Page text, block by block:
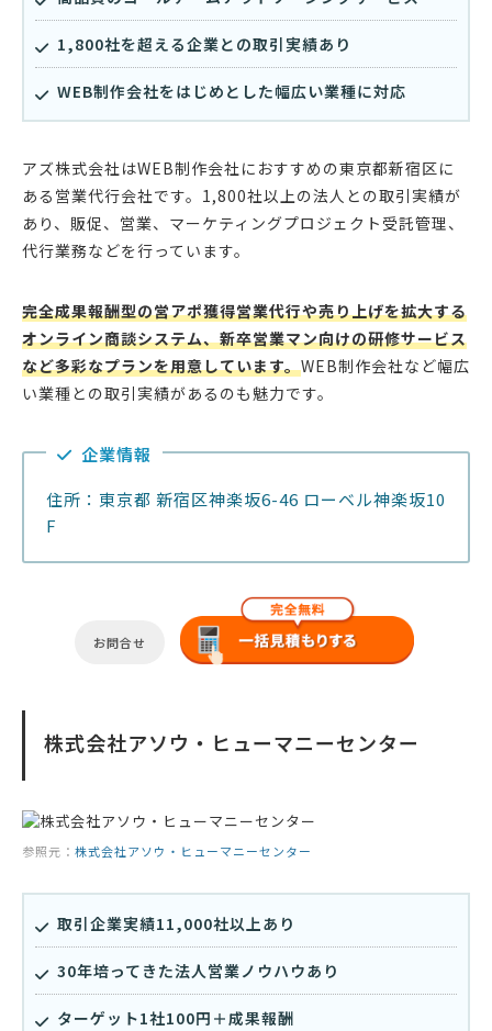
1,800社を超える企業との取引実績あり
WEB制作会社をはじめとした幅広い業種に対応
アズ株式会社はWEB制作会社におすすめの東京都新宿区に
ある営業代行会社です。1,800社以上の法人との取引実績が
あり、販促、営業、マーケティングプロジェクト受託管理、
代行業務などを行っています。
完全成果報酬型の営アポ獲得営業代行や売り上げを拡大する
オンライン商談システム、新卒営業マン向けの研修サービス
など多彩なプランを用意しています。WEB制作会社など幅広
い業種との取引実績があるのも魅力です。
企業情報
住所：東京都 新宿区神楽坂6-46 ローベル神楽坂10
F
お問合せ
株式会社アソウ・ヒューマニーセンター
参照元： 株式会社アソウ・ヒューマニーセンター
取引企業実績11,000社以上あり
30年培ってきた法人営業ノウハウあり
ターゲット1社100円＋成果報酬